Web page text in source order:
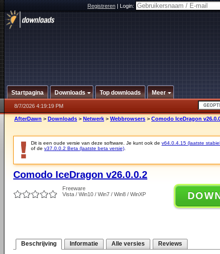
Registreren|Login:
Startpagina Downloads Top downloads Meer
8/7/2026 4:19:19 PM
AfterDawn > Downloads > Netwerk > Webbrowsers > Comodo IceDragon
Dit is een oude versie van deze software. Je kunt ook de v64.0.4.15 (laatste
of de v37.0.0.2 Beta (laatste beta versie)
Comodo IceDragon v26.0.0.2
Freeware
Vista / Win10 / Win7 / Win8 / WinXP
Beschrijving Informatie Alle versies Reviews